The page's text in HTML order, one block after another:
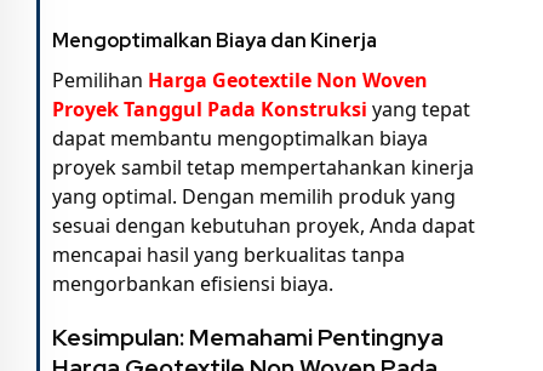
Mengoptimalkan Biaya dan Kinerja
Pemilihan Harga Geotextile Non Woven
Proyek Tanggul Pada Konstruksi yang tepat
dapat membantu mengoptimalkan biaya
proyek sambil tetap mempertahankan kinerja
yang optimal. Dengan memilih produk yang
sesuai dengan kebutuhan proyek, Anda dapat
mencapai hasil yang berkualitas tanpa
mengorbankan efisiensi biaya.
Kesimpulan: Memahami Pentingnya